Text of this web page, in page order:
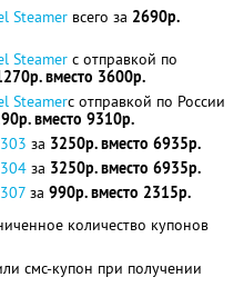
Steamer всего за 2690р.
Steamer с отправкой по
вместо 3600р.
Steamerс отправкой по России
вместо 9310р.
за 3250р. вместо 6935р.
за 3250р. вместо 6935р.
за 990р. вместо 2315р.
количество купонов
смс-купон при получении